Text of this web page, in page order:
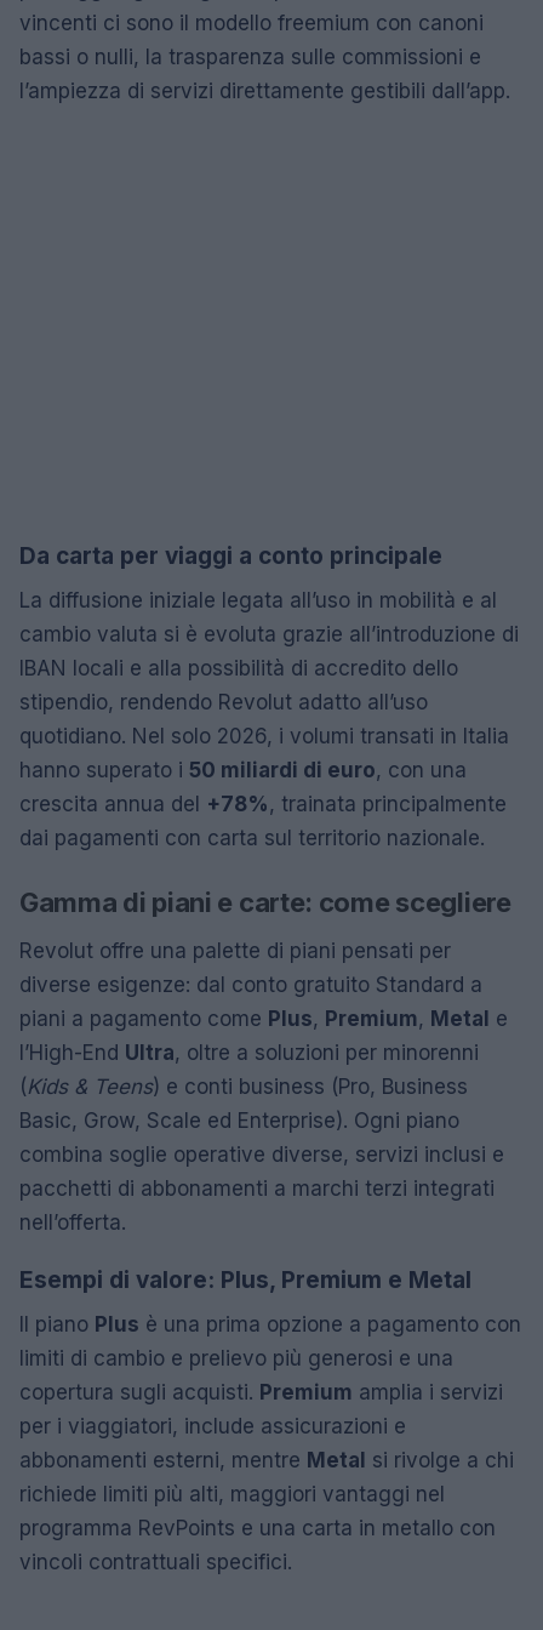
vincenti ci sono il modello freemium con canoni
bassi o nulli, la trasparenza sulle commissioni e
l’ampiezza di servizi direttamente gestibili dall’app.
Da carta per viaggi a conto principale
La diffusione iniziale legata all’uso in mobilità e al
cambio valuta si è evoluta grazie all’introduzione di
IBAN locali e alla possibilità di accredito dello
stipendio, rendendo Revolut adatto all’uso
quotidiano. Nel solo 2026, i volumi transati in Italia
hanno superato i 50 miliardi di euro, con una
crescita annua del +78%, trainata principalmente
dai pagamenti con carta sul territorio nazionale.
Gamma di piani e carte: come scegliere
Revolut offre una palette di piani pensati per
diverse esigenze: dal conto gratuito Standard a
piani a pagamento come Plus, Premium, Metal e
l’High-End Ultra, oltre a soluzioni per minorenni
(Kids & Teens) e conti business (Pro, Business
Basic, Grow, Scale ed Enterprise). Ogni piano
combina soglie operative diverse, servizi inclusi e
pacchetti di abbonamenti a marchi terzi integrati
nell’offerta.
Esempi di valore: Plus, Premium e Metal
Il piano Plus è una prima opzione a pagamento con
limiti di cambio e prelievo più generosi e una
copertura sugli acquisti. Premium amplia i servizi
per i viaggiatori, include assicurazioni e
abbonamenti esterni, mentre Metal si rivolge a chi
richiede limiti più alti, maggiori vantaggi nel
programma RevPoints e una carta in metallo con
vincoli contrattuali specifici.